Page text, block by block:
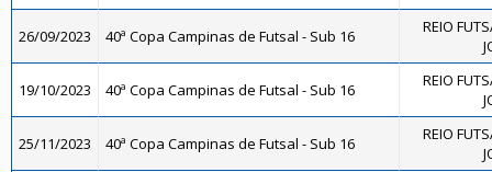
26/09/2023 40ª Copa Campinas de Futsal - Sub 16
REIO
19/10/2023 40ª Copa Campinas de Futsal - Sub 16
REIO
25/11/2023 40ª Copa Campinas de Futsal - Sub 16
REIO